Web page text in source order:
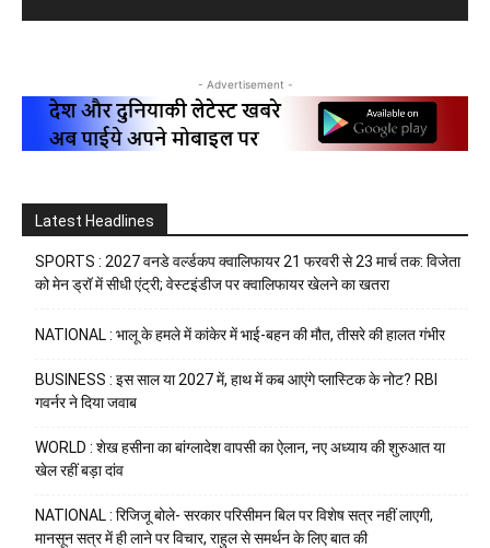
- Advertisement -
Latest Headlines
SPORTS : 2027 वनडे वर्ल्डकप क्वालिफायर 21 फरवरी से 23 मार्च तक: विजेता
को मेन ड्रॉ में सीधी एंट्री; वेस्टइंडीज पर क्वालिफायर खेलने का खतरा
NATIONAL : भालू के हमले में कांकेर में भाई-बहन की मौत, तीसरे की हालत गंभीर
BUSINESS : इस साल या 2027 में, हाथ में कब आएंगे प्लास्टिक के नोट? RBI
गवर्नर ने दिया जवाब
WORLD : शेख हसीना का बांग्लादेश वापसी का ऐलान, नए अध्याय की शुरुआत या
खेल रहीं बड़ा दांव
NATIONAL : रिजिजू बोले- सरकार परिसीमन बिल पर विशेष सत्र नहीं लाएगी,
मानसून सत्र में ही लाने पर विचार, राहुल से समर्थन के लिए बात की